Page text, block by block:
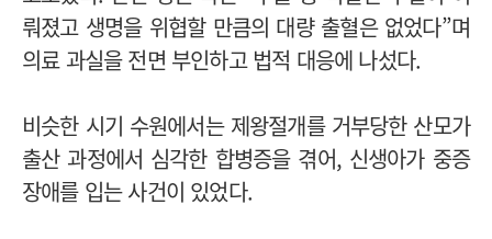
뤄졌고 생명을 위협할 만큼의 대량 출혈은 없었다”며
의료 과실을 전면 부인하고 법적 대응에 나섰다.
비슷한 시기 수원에서는 제왕절개를 거부당한 산모가
출산 과정에서 심각한 합병증을 겪어, 신생아가 중증
장애를 입는 사건이 있었다.